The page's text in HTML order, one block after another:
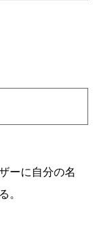
ーに自分の名